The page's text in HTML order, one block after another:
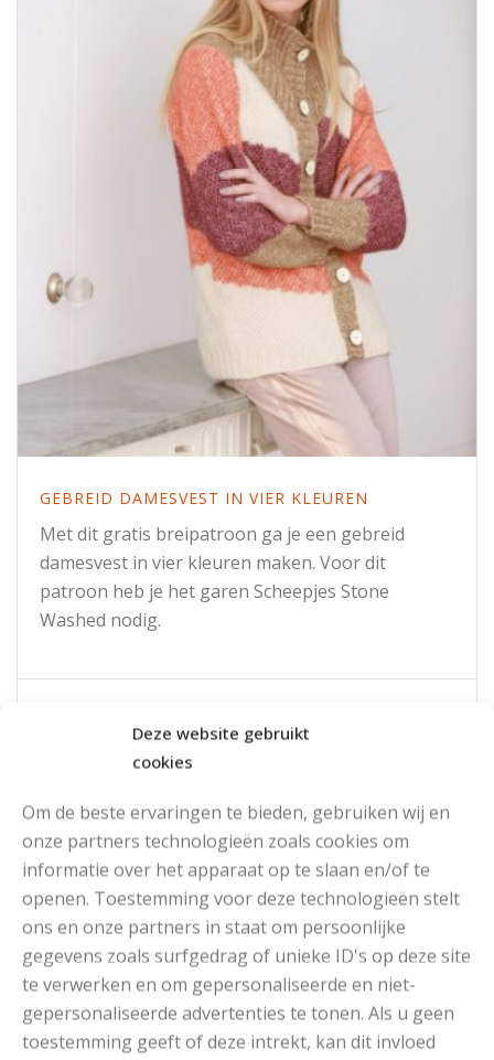
Deze website gebruikt
cookies
Om de beste ervaringen te bieden, gebruiken wij en
onze partners technologieën zoals cookies om
informatie over het apparaat op te slaan en/of te
openen. Toestemming voor deze technologieën stelt
ons en onze partners in staat om persoonlijke
gegevens zoals surfgedrag of unieke ID's op deze site
te verwerken en om gepersonaliseerde en niet-
gepersonaliseerde advertenties te tonen. Als u geen
toestemming geeft of deze intrekt, kan dit invloed
GEBREID DAMESVEST IN VIER KLEUREN
Met dit gratis breipatroon ga je een gebreid
damesvest in vier kleuren maken. Voor dit
patroon heb je het garen Scheepjes Stone
Washed nodig.